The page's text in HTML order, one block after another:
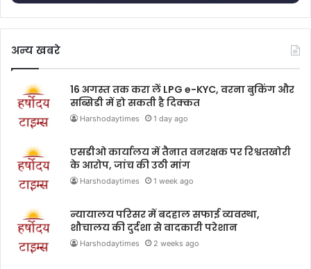
अन्य खबरे
16 अगस्त तक करा लें LPG e-KYC, वरना बुकिंग और
सब्सिडी में हो सकती है दिक्कत
Harshodaytimes 1 day ago
एसडीओ कार्यालय में तैनात वनरक्षक पर रिश्वतखोरी
के आरोप, जांच की उठी मांग
Harshodaytimes 1 week ago
न्यायालय परिसर में बदहाल सफाई व्यवस्था,
शौचालय की दुर्दशा से वादकारी परेशान
Harshodaytimes 2 weeks ago